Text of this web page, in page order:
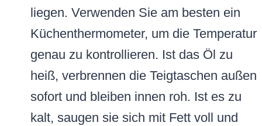
liegen. Verwenden Sie am besten ein
Küchenthermometer, um die Temperatur
genau zu kontrollieren. Ist das Öl zu
heiß, verbrennen die Teigtaschen außen
sofort und bleiben innen roh. Ist es zu
kalt, saugen sie sich mit Fett voll und